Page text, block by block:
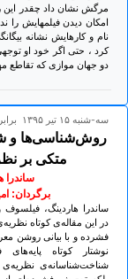
مرگش نشان داد چقدر این
امکان دیدن فیلمهایش
نام و کارهایش نشانه
کرد ، حتی اگر خود او
دو جهان موازی که تقاطع
سه-شنبه ۱۵ تير ۱۳۹۵ برابر با ۰۵ جولای ۲۰۱۶
روش‌شناسی‌ها و
متکی بر
ساندرا
برگردان:
ساندرا هاردینگ،
در این مقاله‌ی کوتاه
فشرده‌ و با بیانی روشن
نوشتار کوتاه
شناخت‌شناسانه‌ی نظریه‌ی